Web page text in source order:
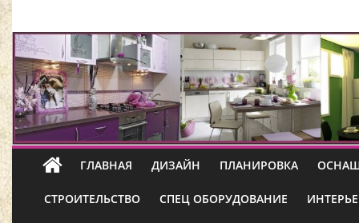
ГЛАВНАЯ ДИЗАЙН ПЛАНИРОВКА
СТРОИТЕЛЬСТВО СПЕЦ ОБОРУДОВАНИЕ